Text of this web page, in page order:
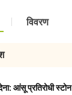
विवरण
आंसू प्रतिरोधी